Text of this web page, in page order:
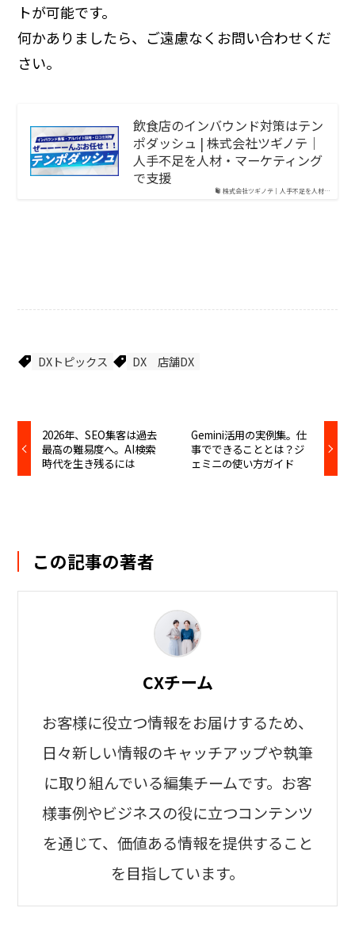
トが可能です。
何かありましたら、ご遠慮なくお問い合わせくだ
さい。
株式会社ツギノテ｜人手不足を人材…
飲食店のインバウンド対策はテン
ポダッシュ | 株式会社ツギノテ｜
人手不足を人材・マーケティング
で支援
DXトピックス DX 店舗DX
2026年、SEO集客は過去
最高の難易度へ。AI検索
時代を生き残るには
Gemini活用の実例集。仕
事でできることとは？ジ
ェミニの使い方ガイド
この記事の著者
CXチーム
お客様に役立つ情報をお届けするため、
日々新しい情報のキャッチアップや執筆
に取り組んでいる編集チームです。お客
様事例やビジネスの役に立つコンテンツ
を通じて、価値ある情報を提供すること
を目指しています。